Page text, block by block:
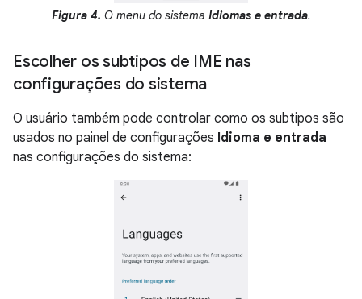
Figura 4. O menu do sistema Idiomas e entrada.
Escolher os subtipos de IME nas
configurações do sistema
O usuário também pode controlar como os subtipos são
usados no painel de configurações Idioma e entrada
nas configurações do sistema: